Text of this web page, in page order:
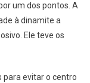
um dos pontos. A
à dinamite a
Ele teve os
para evitar o centro